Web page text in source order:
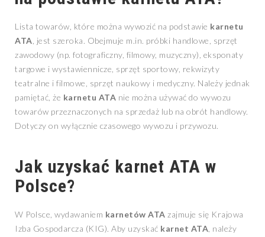
Lista towarów, które można wywozić na podstawie karnetu
ATA , jest szeroka. Obejmuje m.in. próbki handlowe, sprzęt
zawodowy (np. fotograficzny, filmowy, muzyczny), eksponaty
targowe i wystawiennicze, sprzęt sportowy, rekwizyty
teatralne i filmowe, sprzęt naukowy i medyczny. Należy jednak
pamiętać, że karnetu ATA nie można używać do wywozu
towarów przeznaczonych na sprzedaż lub na obrót handlowy.
Dotyczy on wyłącznie czasowego wywozu i przywozu.
Jak uzyskać karnet ATA w
Polsce?
W Polsce, wydawaniem karnetów ATA zajmuje się Krajowa
Izba Gospodarcza (KIG). Aby uzyskać karnet ATA , należy